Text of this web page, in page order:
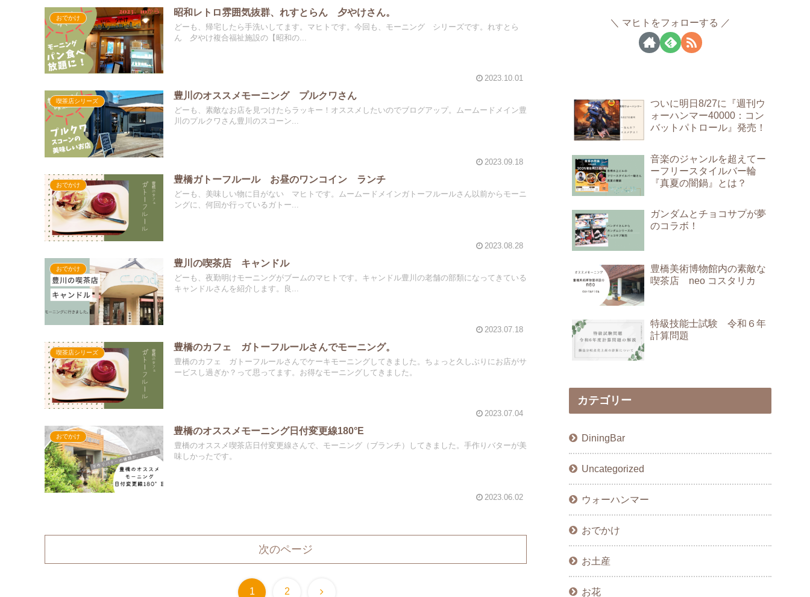
おでかけ
昭和レトロ雰囲気抜群、れすとらん 夕やけさん。
どーも、帰宅したら手洗いしてます。マヒトです。今回も、モーニング シリーズです。れすとら
ん 夕やけ複合福祉施設の【昭和の...
2023.10.01
喫茶店シリーズ
豊川のオススメモーニング プルクワさん
どーも、素敵なお店を見つけたらラッキー！オススメしたいのでブログアップ。ムームードメイン豊
川のプルクワさん豊川のスコーン...
2023.09.18
おでかけ
豊橋ガトーフルール お昼のワンコイン ランチ
どーも、美味しい物に目がない マヒトです。ムームードメインガトーフルールさん以前からモーニ
ングに、何回か行っているガトー...
2023.08.28
おでかけ
豊川の喫茶店 キャンドル
どーも、夜勤明けモーニングがブームのマヒトです。キャンドル豊川の老舗の部類になってきている
キャンドルさんを紹介します。良...
2023.07.18
喫茶店シリーズ
豊橋のカフェ ガトーフルールさんでモーニング。
豊橋のカフェ ガトーフルールさんでケーキモーニングしてきました。ちょっと久しぶりにお店がサ
ービスし過ぎか？って思ってます。お得なモーニングしてきました。
2023.07.04
おでかけ
豊橋のオススメモーニング日付変更線180°E
豊橋のオススメ喫茶店日付変更線さんで、モーニング（ブランチ）してきました。手作りバターが美
味しかったです。
2023.06.02
次のページ
1 2 次
マヒトをフォローする
ついに明日8/27に『週刊ウ
ォーハンマー40000：コン
バットパトロール』発売！
音楽のジャンルを超えてー
ーフリースタイルバー輪
『真夏の闇鍋』とは？
ガンダムとチョコサプが夢
のコラボ！
豊橋美術博物館内の素敵な
喫茶店 neo コスタリカ
特級技能士試験 令和６年
計算問題
カテゴリー
DiningBar
Uncategorized
ウォーハンマー
おでかけ
お土産
お花